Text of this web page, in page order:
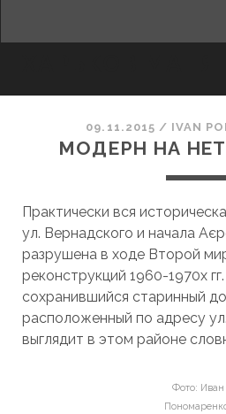
09.11.2015 / ІVAN
МОДЕРН НА
Практически вся
ул. Вернадского и начала
разрушена в ходе Второй
реконструкций 1960-1970х
сохранившийся старинный
расположенный по адресу
выглядит в этом районе
Фото: Иван